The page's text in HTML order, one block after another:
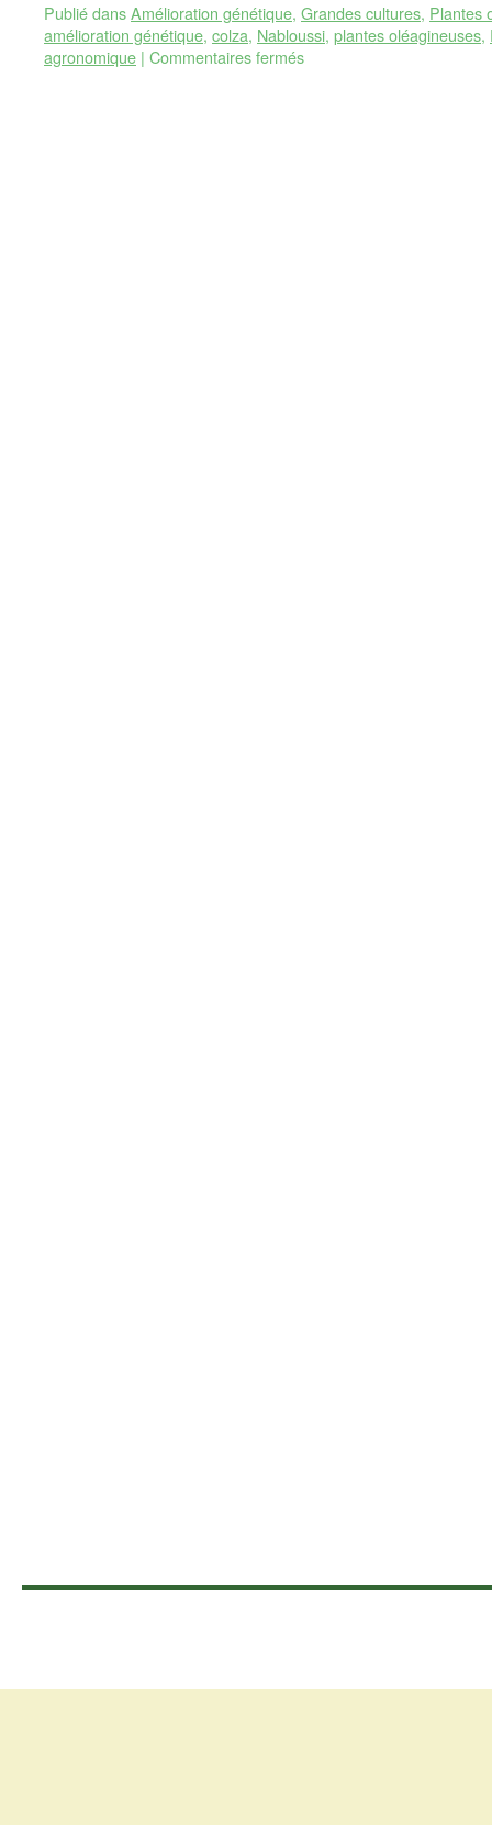
Publié dansAmélioration génétique, Grandes cultures, Plantes
amélioration génétique, colza, Nabloussi, plantes oléagineuses,
agronomique | Commentaires fermés